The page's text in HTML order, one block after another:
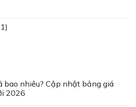
bao nhiêu? Cập nhật bảng giá
2026